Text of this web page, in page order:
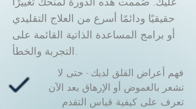
حقيقيًا ودائمًا أسرع من العلاج التقليدي
أو برامج المساعدة الذاتية القائمة على
التجربة والخطأ.
فهم أعراض القلق لديك - حتى لا
تشعر بالغموض أو الإرهاق بعد الآن
تعرف على كيفية قياس التقدم